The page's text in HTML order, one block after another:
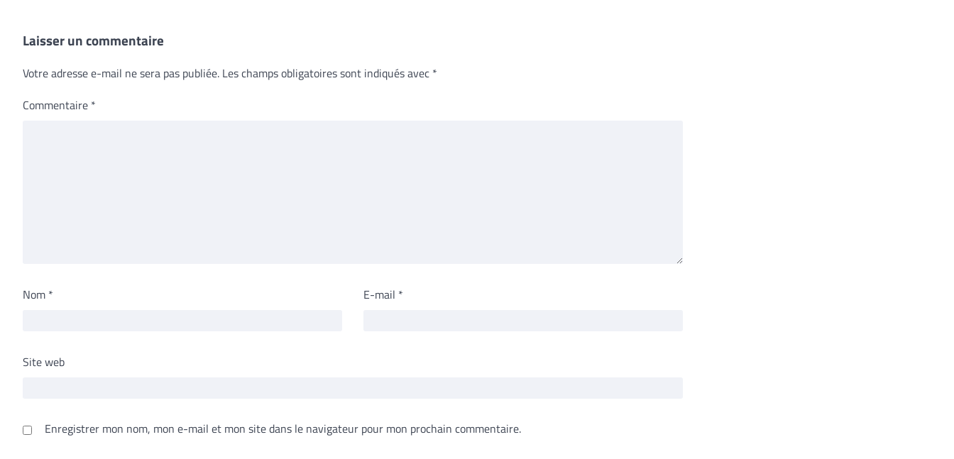
Laisser un commentaire
Votre adresse e-mail ne sera pas publiée. Les champs obligatoires sont indiqués avec *
Commentaire *
Nom * E-mail *
Site web
Enregistrer mon nom, mon e-mail et mon site dans le navigateur pour mon prochain commentaire.